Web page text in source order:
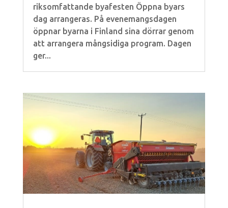
riksomfattande byafesten Öppna byars
dag arrangeras. På evenemangsdagen
öppnar byarna i Finland sina dörrar genom
att arrangera mångsidiga program. Dagen
ger...